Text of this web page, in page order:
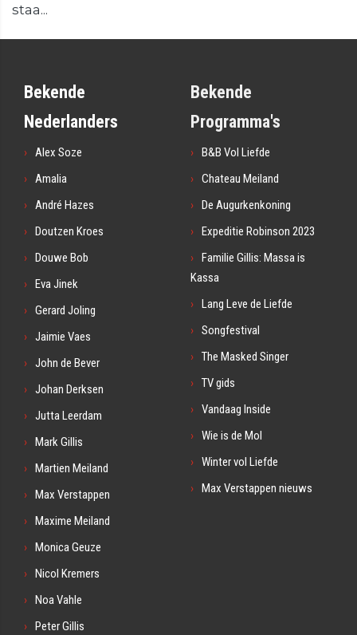
staa...
Bekende
Nederlanders
Alex Soze
Amalia
André Hazes
Doutzen Kroes
Douwe Bob
Eva Jinek
Gerard Joling
Jaimie Vaes
John de Bever
Johan Derksen
Jutta Leerdam
Mark Gillis
Martien Meiland
Max Verstappen
Maxime Meiland
Monica Geuze
Nicol Kremers
Noa Vahle
Peter Gillis
Bekende
Programma's
B&B Vol Liefde
Chateau Meiland
De Augurkenkoning
Expeditie Robinson 2023
Familie Gillis: Massa is
Kassa
Lang Leve de Liefde
Songfestival
The Masked Singer
TV gids
Vandaag Inside
Wie is de Mol
Winter vol Liefde
Max Verstappen nieuws